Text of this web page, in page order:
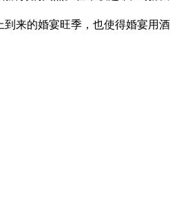
来的婚宴旺季，也使得婚宴用酒